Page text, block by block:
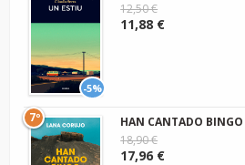
-5%
12,50 €
11,88 €
7º
HAN CANTADO BINGO
18,90 €
17,96 €